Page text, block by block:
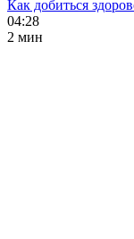
Как добиться
04:28
2 мин